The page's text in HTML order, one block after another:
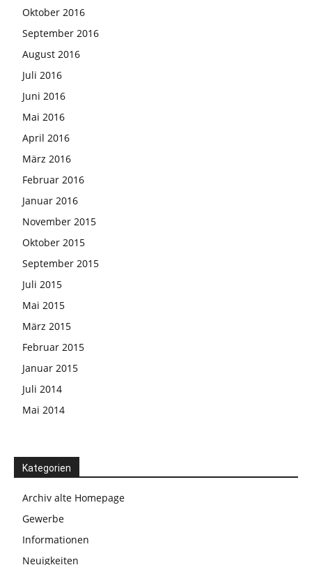
Oktober 2016
September 2016
August 2016
Juli 2016
Juni 2016
Mai 2016
April 2016
März 2016
Februar 2016
Januar 2016
November 2015
Oktober 2015
September 2015
Juli 2015
Mai 2015
März 2015
Februar 2015
Januar 2015
Juli 2014
Mai 2014
Kategorien
Archiv alte Homepage
Gewerbe
Informationen
Neuigkeiten